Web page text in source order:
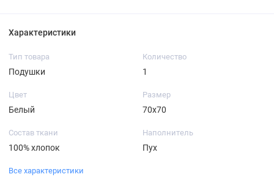
Характеристики
Тип товара
Подушки
Количество
1
Цвет
Белый
Размер
70х70
Состав ткани
100% хлопок
Наполнитель
Пух
Все характеристики